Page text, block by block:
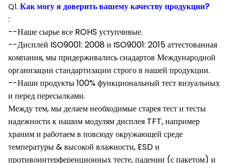
Q1. Как могу я доверить вашему качеству продукции?
:
--Наше сырье все ROHS уступчивые.
--Дисплей ISO9001: 2008 и ISO9001: 2015 аттестованная
компания, мы придерживались снадартов Международной
организации стандартизации строго в нашей продукции.
--Наши продукты 100% функциональный тест визуальных
и перед пересылками.
Между тем, мы делаем необходимые старея тест и тесты
надежности к нашим модулям дисплея TFT, например
храним и работаем в повсюду окружающей среде
температуры & высокой влажности, ESD и
противоинтерференционных тесте, падении (с пакетом) и